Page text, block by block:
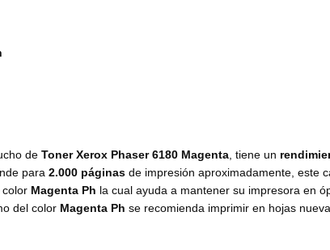
de Toner Xerox Phaser 6180 Magenta , tiene un
para 2.000 páginas de impresión aproximadamente, este
color Magenta Ph la cual ayuda a mantener su impresora en
del color Magenta Ph se recomienda imprimir en hojas